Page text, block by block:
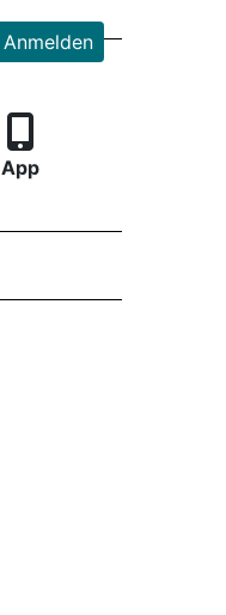
Anmelden
App